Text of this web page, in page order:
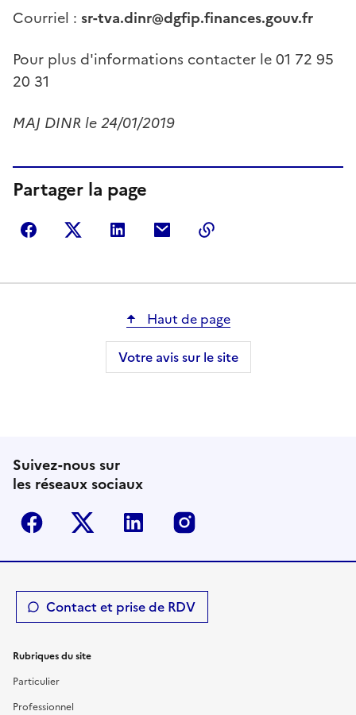
Courriel : sr-tva.dinr@dgfip.finances.gouv.fr
Pour plus d'informations contacter le 01 72 95
20 31
MAJ DINR le 24/01/2019
Partager la page
Partager sur Facebook
Partager sur Twitter
Partager sur LinkedIn
Partager par courriel
Haut de page
Votre avis sur le site
Suivez-nous sur
les réseaux sociaux
Facebook Twitter-X Linkedin
Contact et prise de RDV
Rubriques du site
Particulier
Professionnel